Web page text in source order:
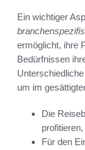
Ein wichtiger
ermöglicht, ihre
Bedürfnissen
um im
Die
Für den